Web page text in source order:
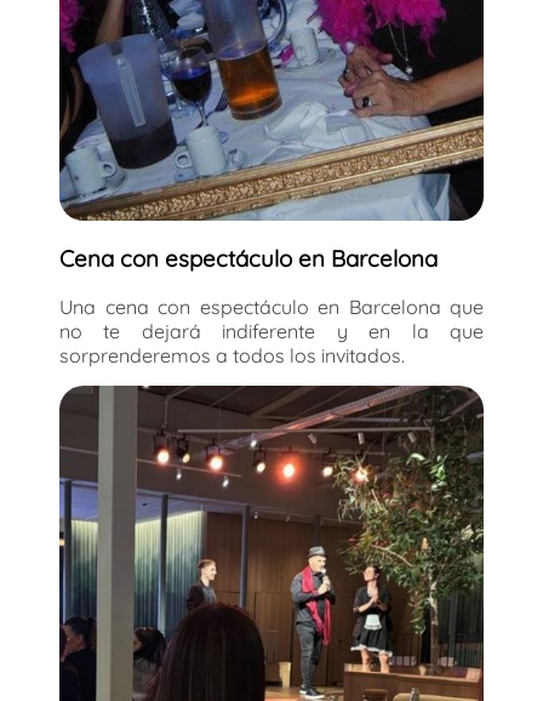
Cena con espectáculo en Barcelona
Una cena con espectáculo en Barcelona que
no te dejará indiferente y en la que
sorprenderemos a todos los invitados.